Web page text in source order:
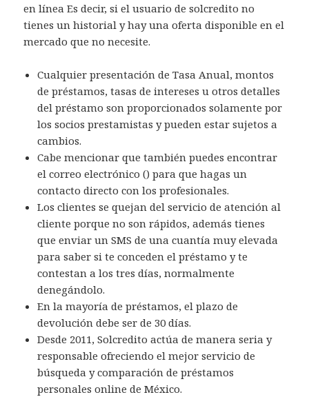
en línea Es decir, si el usuario de solcredito no
tienes un historial y hay una oferta disponible en el
mercado que no necesite.
Cualquier presentación de Tasa Anual, montos
de préstamos, tasas de intereses u otros detalles
del préstamo son proporcionados solamente por
los socios prestamistas y pueden estar sujetos a
cambios.
Cabe mencionar que también puedes encontrar
el correo electrónico () para que hagas un
contacto directo con los profesionales.
Los clientes se quejan del servicio de atención al
cliente porque no son rápidos, además tienes
que enviar un SMS de una cuantía muy elevada
para saber si te conceden el préstamo y te
contestan a los tres días, normalmente
denegándolo.
En la mayoría de préstamos, el plazo de
devolución debe ser de 30 días.
Desde 2011, Solcredito actúa de manera seria y
responsable ofreciendo el mejor servicio de
búsqueda y comparación de préstamos
personales online de México.